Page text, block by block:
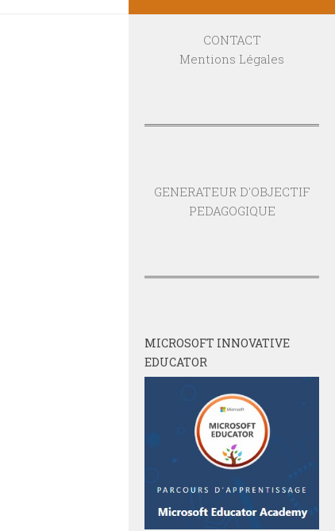
CONTACT
Mentions Légales
GENERATEUR D'OBJECTIF
PEDAGOGIQUE
MICROSOFT INNOVATIVE
EDUCATOR